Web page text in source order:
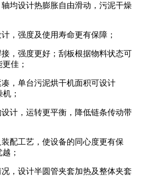
设计热膨胀自由滑动，污泥干燥
强度及使用寿命更有保障；
强度更好；刮板根据物料状态可
佳；
单台污泥烘干机面积可设计
；
，运转更平衡，降低链条传动带
工艺，使设备的同心度更有保
；
设计半圆管夹套加热及整体夹套